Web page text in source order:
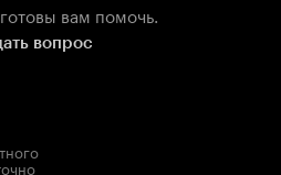
вам помочь.
вопрос